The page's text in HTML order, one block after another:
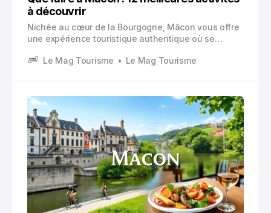
à découvrir
Nichée au cœur de la Bourgogne, Mâcon vous offre
une expérience touristique authentique où se
et beautés naturelles.
Le Mag Tourisme Le Mag Tourisme